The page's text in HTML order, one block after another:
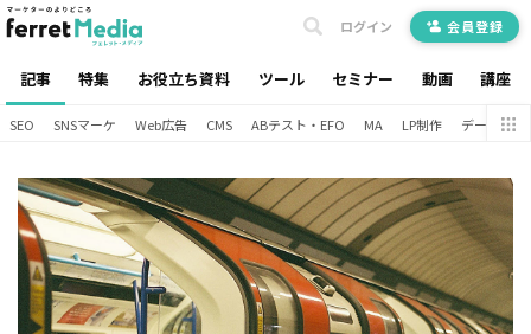
記事 特集 お役立ち資料 ツール セミナー 動画 講座
ログイン 会員登録
SEO SNSマーケ Web広告 CMS ABテスト・EFO MA LP制作 データ分析